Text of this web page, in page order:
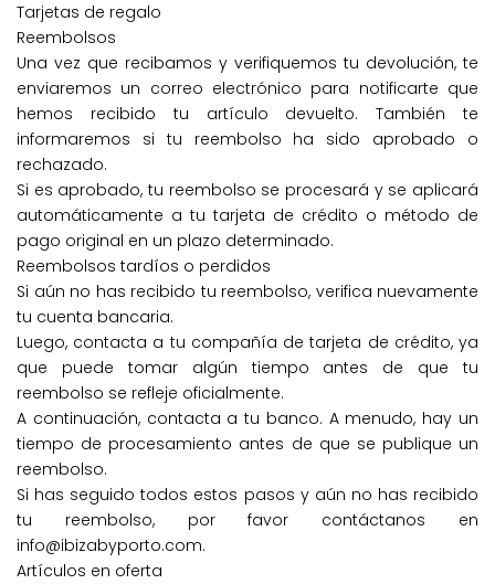
Tarjetas de regalo
Reembolsos
Una vez que recibamos y verifiquemos tu devolución, te
enviaremos un correo electrónico para notificarte que
hemos recibido tu artículo devuelto. También te
informaremos si tu reembolso ha sido aprobado o
rechazado.
Si es aprobado, tu reembolso se procesará y se aplicará
automáticamente a tu tarjeta de crédito o método de
pago original en un plazo determinado.
Reembolsos tardíos o perdidos
Si aún no has recibido tu reembolso, verifica nuevamente
tu cuenta bancaria.
Luego, contacta a tu compañía de tarjeta de crédito, ya
que puede tomar algún tiempo antes de que tu
reembolso se refleje oficialmente.
A continuación, contacta a tu banco. A menudo, hay un
tiempo de procesamiento antes de que se publique un
reembolso.
Si has seguido todos estos pasos y aún no has recibido
tu reembolso, por favor contáctanos en
info@ibizabyporto.com.
Artículos en oferta